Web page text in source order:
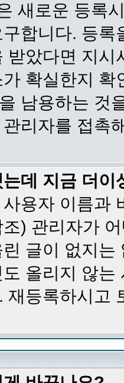
새로운 등록
합니다. 등
받았다면 지
확실한지
남용하는 것
리자를 접촉
데 지금 더
용자 이름과
) 관리자가
글이 없지
올리지 않
재등록하시고